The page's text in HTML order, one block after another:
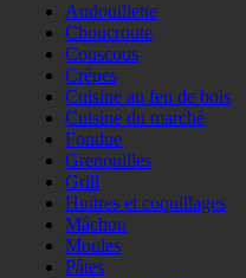
Andouillette
Choucroute
Couscous
Crêpes
Cuisine au feu de bois
Cuisine du marché
Fondue
Grenouilles
Grill
Huitres et coquillages
Mâchon
Moules
Pâtes